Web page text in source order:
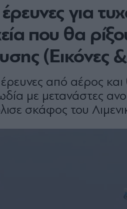
έρευνες για
που θα
(Εικόνες
έρευνες από αέρος
με μετανάστες
σκάφος του